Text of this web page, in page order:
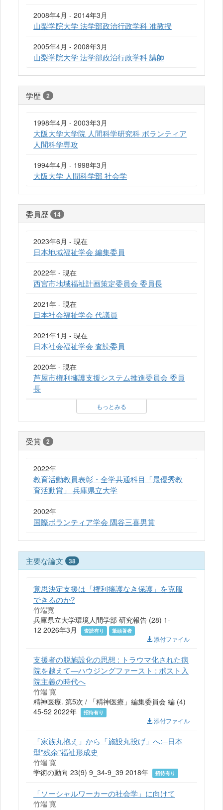
2008年4月 - 2014年3月
山梨学院大学 法学部政治行政学科 准教授
2005年4月 - 2008年3月
山梨学院大学 法学部政治行政学科 講師
学歴 2
1998年4月 - 2003年3月
大阪大学大学院 人間科学研究科 ボランティア
人間科学専攻
1994年4月 - 1998年3月
大阪大学 人間科学部 社会学
委員歴 14
2023年6月 - 現在
日本地域福祉学会 編集委員
2022年 - 現在
西宮市地域福祉計画策定委員会 委員長
2021年 - 現在
日本社会福祉学会 代議員
2021年1月 - 現在
日本社会福祉学会 査読委員
2020年 - 現在
芦屋市権利擁護支援システム推進委員会 委員
長
もっとみる
受賞 2
2022年
教育活動教員表彰・全学共通科目「最優秀教
育活動賞」 兵庫県立大学
2002年
国際ボランティア学会 隅谷三喜男賞
主要な論文 38
意思決定支援は「権利擁護なき保護」を克服
できるのか?
竹端寛
兵庫県立大学環境人間学部 研究報告 (28) 1-
12 2026年3月
査読有り 筆頭著者
添付ファイル
支援者の脱施設化の思想 : トラウマ化された病
院を越えて—ハウジングファースト : ポスト入
院主義の時代へ
竹端 寛
精神医療. 第5次 / 「精神医療」編集委員会 編 (4)
45-52 2022年
招待有り
添付ファイル
「家族丸抱え」から「施設丸投げ」へ:─日本
型"残余"福祉形成史
竹端 寛
学術の動向 23(9) 9_34-9_39 2018年
招待有り
「ソーシャルワーカーの社会学」に向けて
竹端 寛